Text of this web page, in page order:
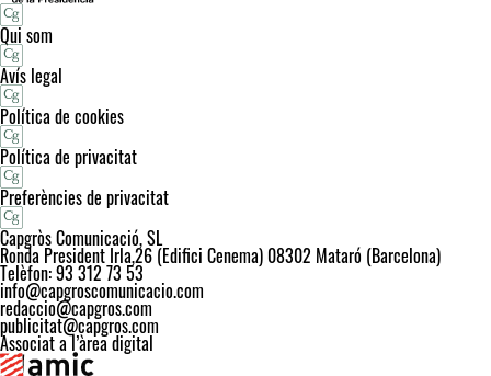
Qui som
Avís legal
Política de cookies
Política de privacitat
Preferències de privacitat
Capgròs Comunicació, SL
Ronda President Irla,26 (Edifici Cenema) 08302 Mataró (Barcelona)
Telèfon: 93 312 73 53
info@capgroscomunicacio.com
redaccio@capgros.com
publicitat@capgros.com
Associat a l’àrea digital